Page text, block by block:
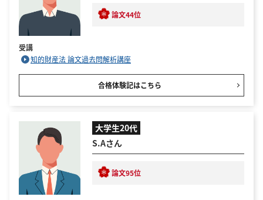
論文44位
受講
知的財産法 論文過去問解析講座
合格体験記はこちら
大学生20代
S.Aさん
論文95位